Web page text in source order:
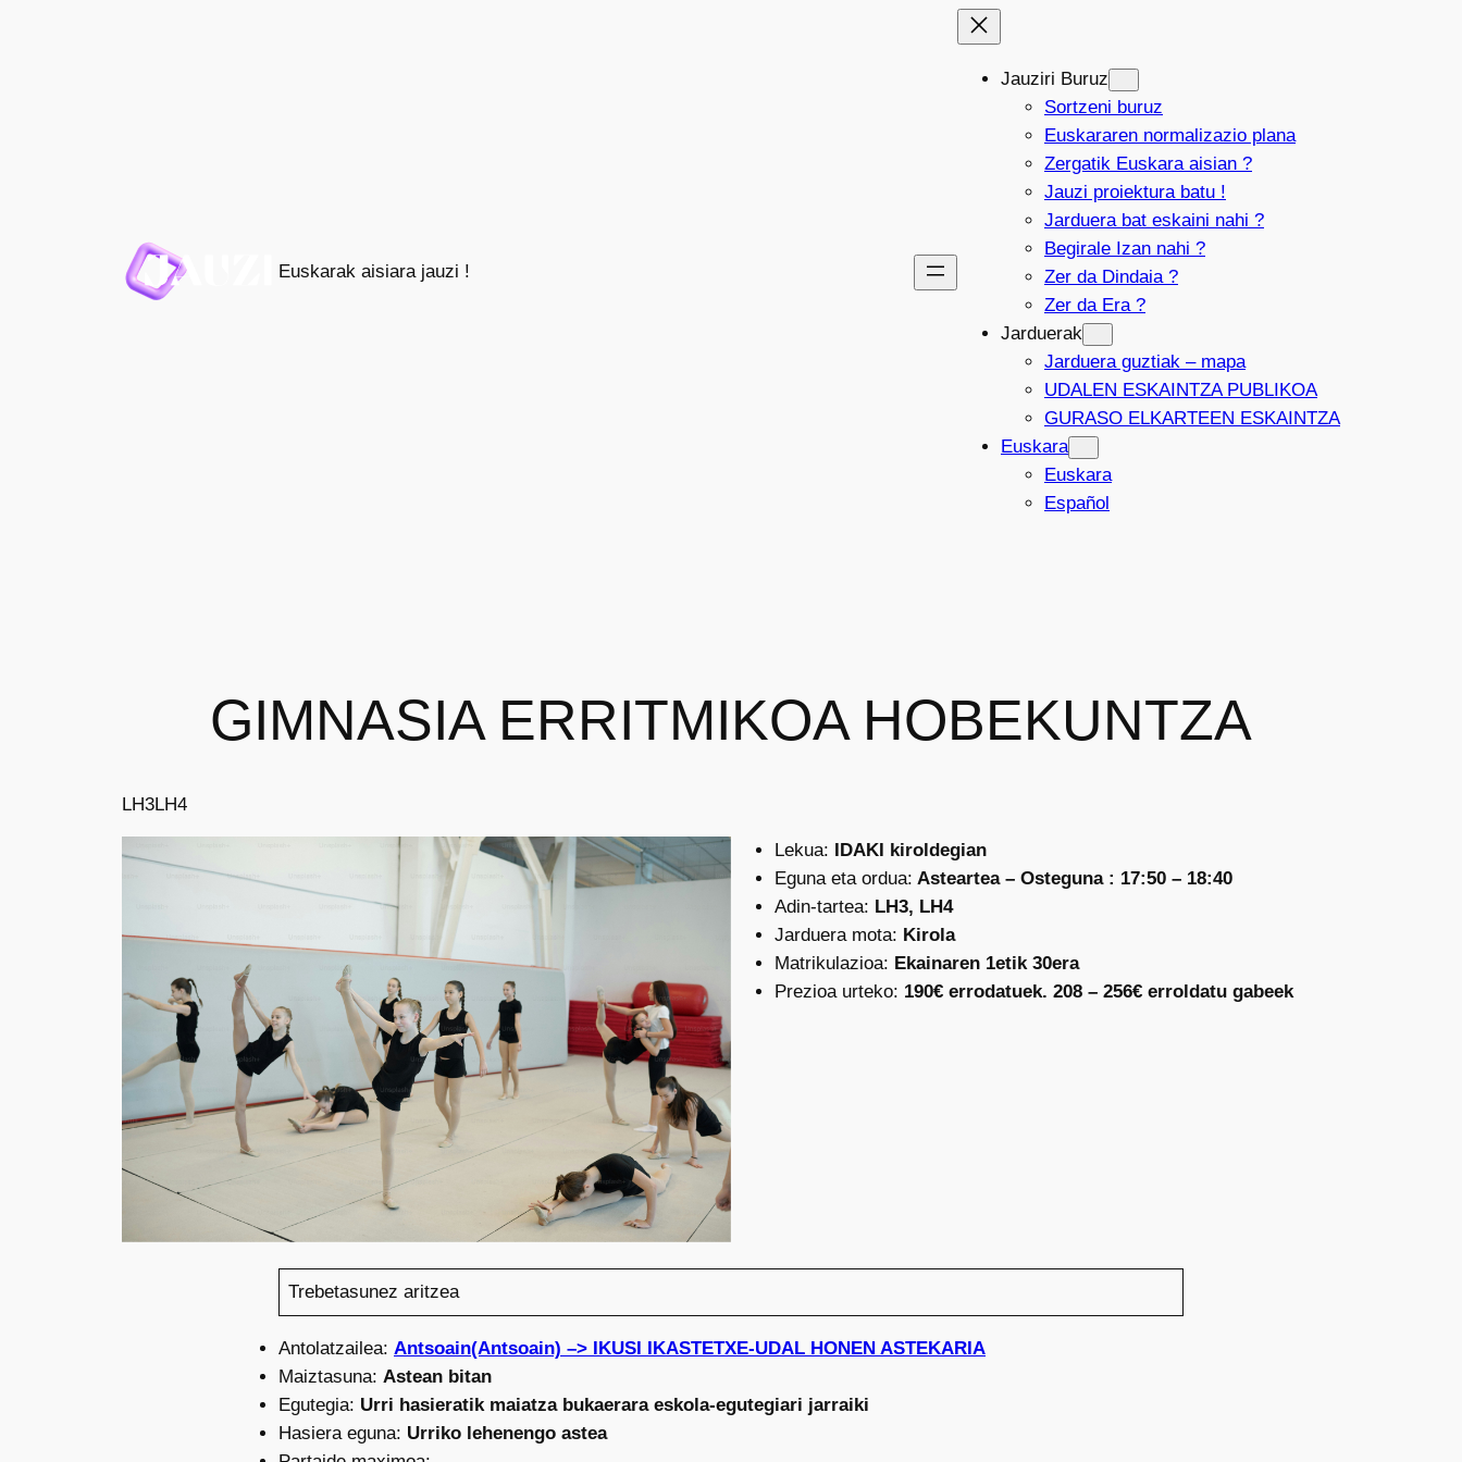
Euskarak aisiara jauzi !
Jauziri Buruz
Sortzeni buruz
Euskararen normalizazio plana
Zergatik Euskara aisian ?
Jauzi proiektura batu !
Jarduera bat eskaini nahi ?
Begirale Izan nahi ?
Zer da Dindaia ?
Zer da Era ?
Jarduerak
Jarduera guztiak – mapa
UDALEN ESKAINTZA PUBLIKOA
GURASO ELKARTEEN ESKAINTZA
Euskara
Euskara
Español
GIMNASIA ERRITMIKOA HOBEKUNTZA
LH3LH4
Lekua:
IDAKI kiroldegian
Eguna eta ordua: Asteartea – Osteguna : 17:50 – 18:40
Adin-tartea: LH3, LH4
Jarduera mota: Kirola
Matrikulazioa: Ekainaren 1etik 30era
Prezioa urteko: 190€ errodatuek. 208 – 256€ erroldatu gabeek
Trebetasunez aritzea
Antolatzailea: Antsoain(Antsoain) –> IKUSI IKASTETXE-UDAL HONEN ASTEKARIA
Maiztasuna: Astean bitan
Egutegia: Urri hasieratik maiatza bukaerara eskola-egutegiari jarraiki
Hasiera eguna: Urriko lehenengo astea